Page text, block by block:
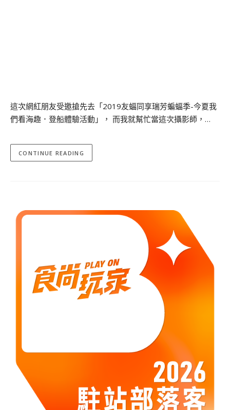
這次網紅朋友受邀搶先去「2019友蝠同享瑞芳蝙蝠季-今夏我
們看海趣．登船體驗活動」， 而我就幫忙當這次攝影師，…
CONTINUE READING